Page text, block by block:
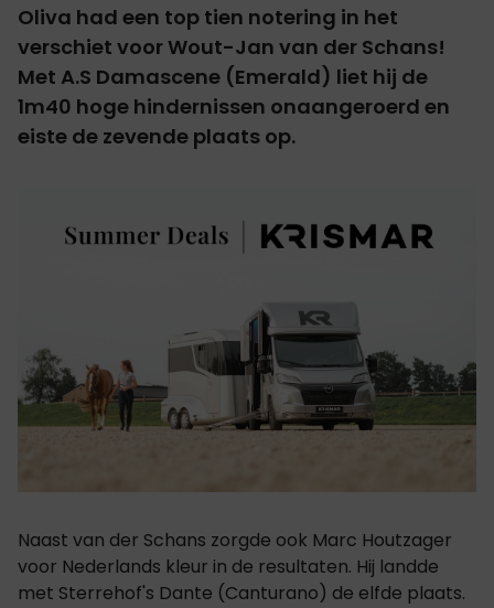
Oliva had een top tien notering in het
verschiet voor Wout-Jan van der Schans!
Met A.S Damascene (Emerald) liet hij de
1m40 hoge hindernissen onaangeroerd en
eiste de zevende plaats op.
Naast van der Schans zorgde ook Marc Houtzager
voor Nederlands kleur in de resultaten. Hij landde
met Sterrehof's Dante (Canturano) de elfde plaats.